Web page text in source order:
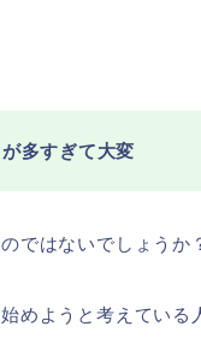
多すぎて大変
ではないでしょうか
めようと考えている